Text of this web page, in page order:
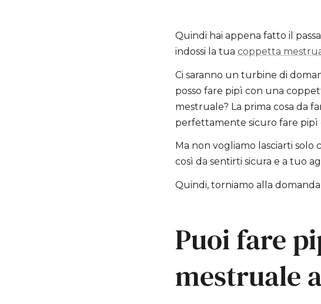
Quindi hai appena fatto il
indossi la tua coppetta
Ci saranno un turbine di
posso fare pipì con una
mestruale? La prima cosa da
perfettamente sicuro fare
Ma non vogliamo lasciarti
così da sentirti sicura e a tuo
Quindi, torniamo alla
Puoi fare
mestruale